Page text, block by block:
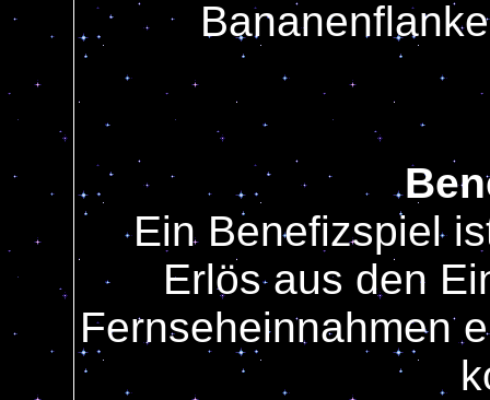
Ein Benefizspiel
Erlös aus den
Fernseheinnahmen